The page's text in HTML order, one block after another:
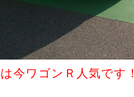
今ワゴンＲ人気です！